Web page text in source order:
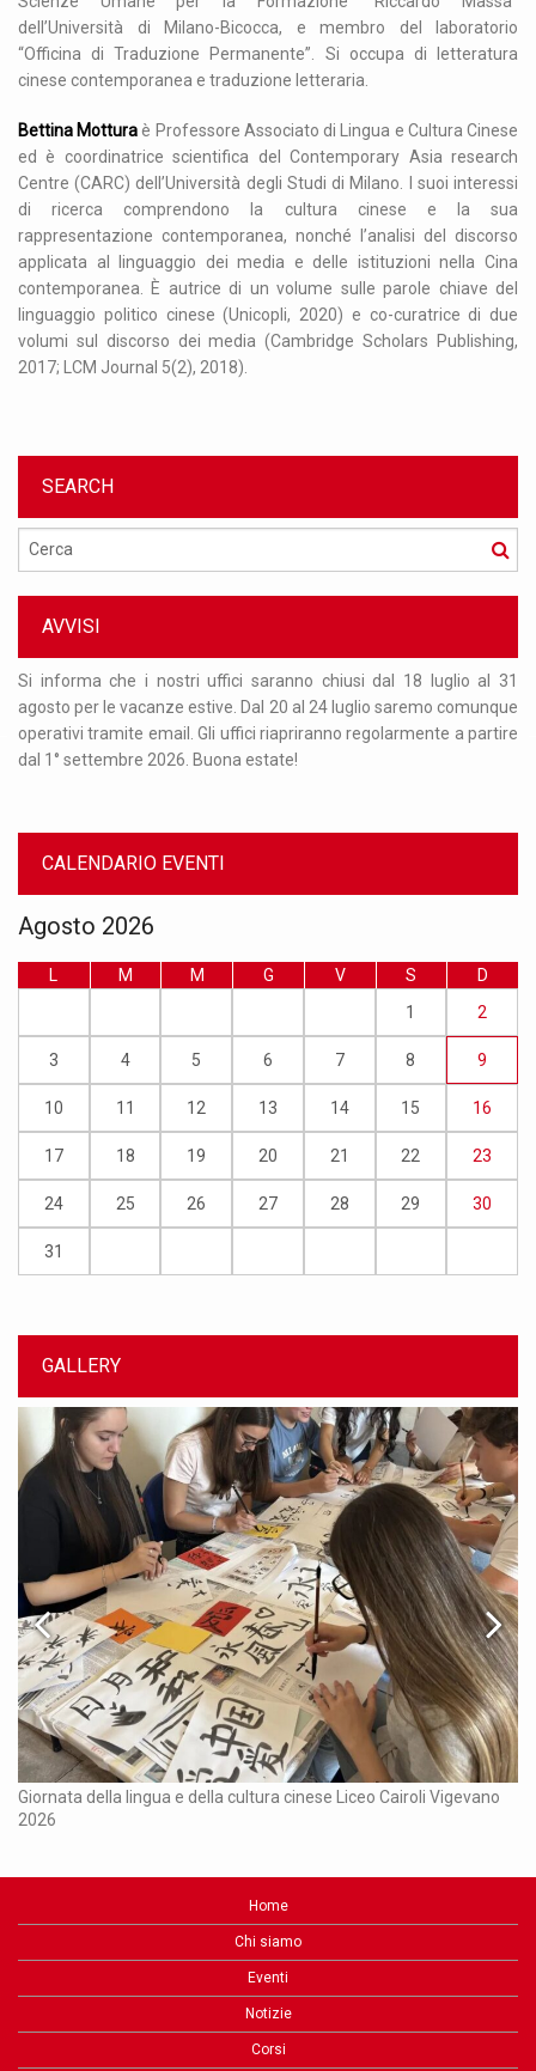
dell’Università di Milano-Bicocca, e membro del laboratorio
“Officina di Traduzione Permanente”. Si occupa di letteratura
cinese contemporanea e traduzione letteraria.
Bettina Motturaè Professore Associato di Lingua e Cultura Cinese
ed è coordinatrice scientifica del Contemporary Asia research
Centre (CARC) dell’Università degli Studi di Milano. I suoi interessi
di ricerca comprendono la cultura cinese e la sua
rappresentazione contemporanea, nonché l’analisi del discorso
applicata al linguaggio dei media e delle istituzioni nella Cina
contemporanea. È autrice di un volume sulle parole chiave del
linguaggio politico cinese (Unicopli, 2020) e co-curatrice di due
volumi sul discorso dei media (Cambridge Scholars Publishing,
2017; LCM Journal 5(2), 2018).
SEARCH
Cerca
AVVISI
Si informa che i nostri uffici saranno chiusi dal 18 luglio al 31
agosto per le vacanze estive. Dal 20 al 24 luglio saremo comunque
operativi tramite email. Gli uffici riapriranno regolarmente a partire
dal 1° settembre 2026. Buona estate!
CALENDARIO EVENTI
Agosto 2026
L M M G V S
D
1
2
3 4 5 6 7 8 9
10 11 12 13 14 15 16
17 18 19 20 21 22 23
24 25 26 27 28 29 30
31
GALLERY
Giornata della lingua e della cultura cinese Liceo Cairoli Vigevano
2026
Home
Chi siamo
Eventi
Notizie
Corsi